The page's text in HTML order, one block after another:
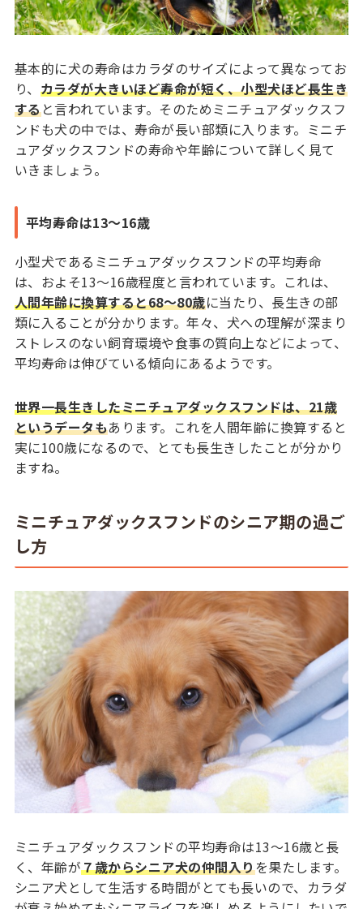
基本的に犬の寿命はカラダのサイズによって異なってお
り、 カラダが大きいほど寿命が短く、小型犬ほど長生き
すると言われています。そのためミニチュアダックスフ
ンドも犬の中では、寿命が長い部類に入ります。ミニチ
ュアダックスフンドの寿命や年齢について詳しく見て
いきましょう。
平均寿命は13～16歳
小型犬であるミニチュアダックスフンドの平均寿命
は、およそ13～16歳程度と言われています。これは、
人間年齢に換算すると68～80歳に当たり、長生きの部
類に入ることが分かります。年々、犬への理解が深まり
ストレスのない飼育環境や食事の質向上などによって、
平均寿命は伸びている傾向にあるようです。
世界一長生きしたミニチュアダックスフンドは、21歳
というデータもあります。これを人間年齢に換算すると
実に100歳になるので、とても長生きしたことが分かり
ますね。
ミニチュアダックスフンドのシニア期の過ご
し方
ミニチュアダックスフンドの平均寿命は13～16歳と長
く、年齢が７歳からシニア犬の仲間入りを果たします。
シニア犬として生活する時間がとても長いので、カラダ